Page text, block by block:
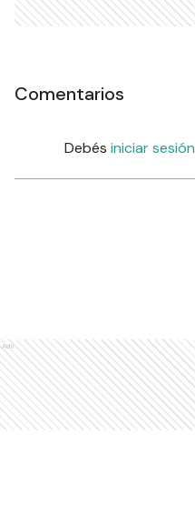
Comentarios
Debés iniciar sesión
Ads